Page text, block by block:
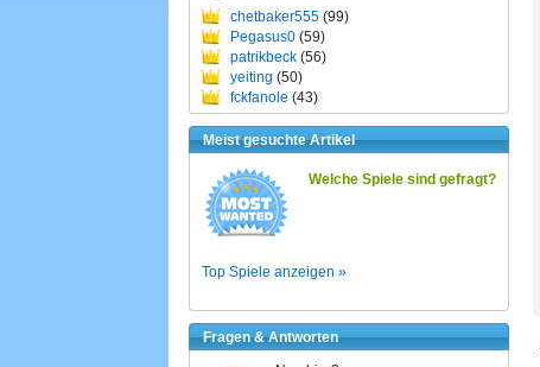
chetbaker555 (99)
Pegasus0 (59)
patrikbeck (56)
yeiting (50)
fckfanole (43)
Meist gesuchte Artikel
Welche Spiele sind gefragt?
Top Spiele anzeigen »
Fragen & Antworten